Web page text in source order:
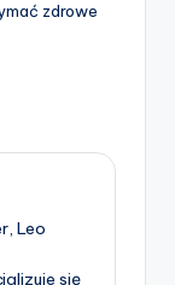
zdrowe
Leo
się